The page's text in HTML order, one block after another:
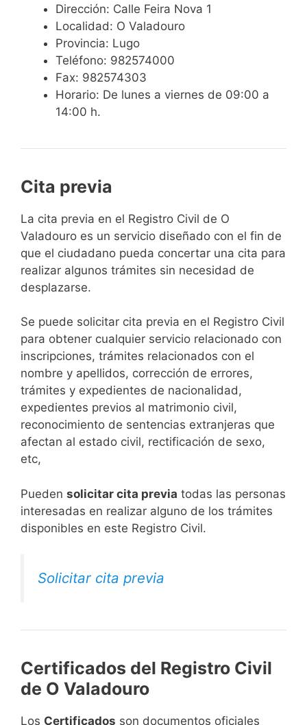
Dirección: Calle Feira Nova 1
Localidad: O Valadouro
Provincia: Lugo
Teléfono: 982574000
Fax: 982574303
Horario: De lunes a viernes de 09:00 a
14:00 h.
Cita previa
​​​​​​​​​​​​​​​​​​​​​​​​​​​​La cita previa en el Registro Civil de O
Valadouro es un servicio diseñado con el fin de
que el ciudadano pueda concertar una cita para
realizar algunos trámites sin necesidad de
desplazarse.​
Se puede solicitar cita previa en el Registro Civil
para obtener cualquier servicio relacionado con
inscripciones, trámites relacionados con el
nombre y apellidos, corrección de errores,
trámites y expedientes de nacionalidad,
expedientes previos al matrimonio civil,
reconocimiento de sentencias extranjeras que
afectan al estado civil, rectificación de sexo,
etc,
​Pueden solicitar cita previa todas las personas
interesadas en realizar alguno de los trámites
disponibles en este Registro Civil.​
Solicitar cita previa
Certificados del Registro Civil
de O Valadouro
Los Certificados son documentos oficiales